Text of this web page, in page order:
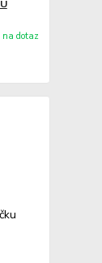
na dotaz